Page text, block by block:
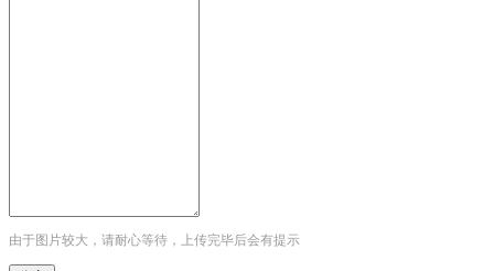
由于图片较大，请耐心等待，上传完毕后会有提示